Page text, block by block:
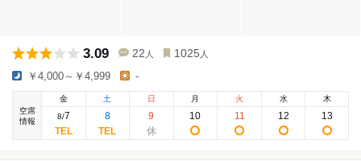
3.09 22 人 1025 人
￥4,000～￥4,999 -
空席
情報
金
8/7
土
8
日
9
月
10
火
11
水
12
木
13